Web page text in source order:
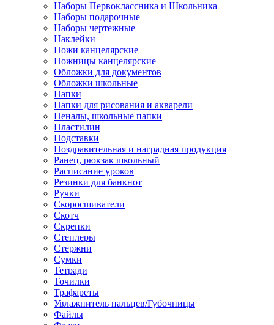
Наборы Первоклассника и Школьника
Наборы подарочные
Наборы чертежные
Наклейки
Ножи канцелярские
Ножницы канцелярские
Обложки для документов
Обложки школьные
Папки
Папки для рисования и акварели
Пеналы, школьные папки
Пластилин
Подставки
Поздравительная и наградная продукция
Ранец, рюкзак школьный
Расписание уроков
Резинки для банкнот
Ручки
Скоросшиватели
Скотч
Скрепки
Степлеры
Стержни
Сумки
Тетради
Точилки
Трафареты
Увлажнитель пальцев/Губочницы
Файлы